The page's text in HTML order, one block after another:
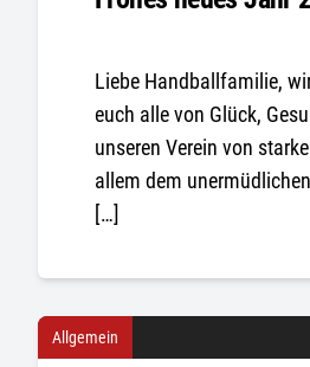
Liebe Handballfamilie,
euch alle von Glück,
unseren Verein von
allem dem
[…]
Allgemein